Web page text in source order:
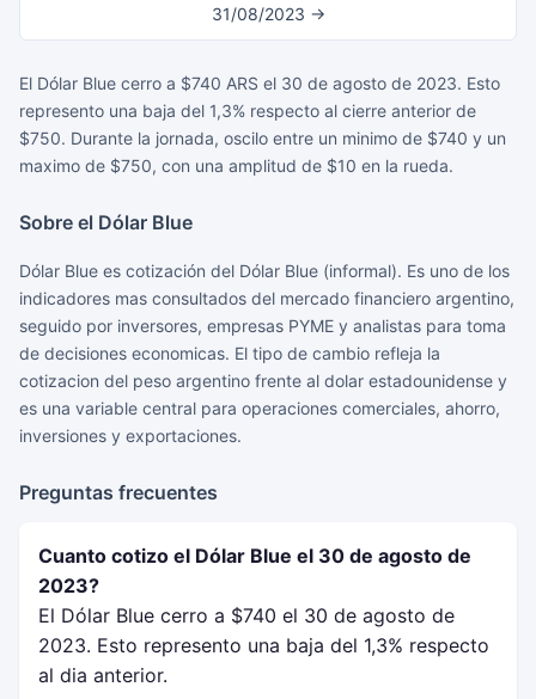
31/08/2023 →
El Dólar Blue cerro a $740 ARS el 30 de agosto de 2023. Esto
represento una baja del 1,3% respecto al cierre anterior de
$750. Durante la jornada, oscilo entre un minimo de $740 y un
maximo de $750, con una amplitud de $10 en la rueda.
Sobre el Dólar Blue
Dólar Blue es cotización del Dólar Blue (informal). Es uno de los
indicadores mas consultados del mercado financiero argentino,
seguido por inversores, empresas PYME y analistas para toma
de decisiones economicas. El tipo de cambio refleja la
cotizacion del peso argentino frente al dolar estadounidense y
es una variable central para operaciones comerciales, ahorro,
inversiones y exportaciones.
Preguntas frecuentes
Cuanto cotizo el Dólar Blue el 30 de agosto de
2023?
El Dólar Blue cerro a $740 el 30 de agosto de
2023. Esto represento una baja del 1,3% respecto
al dia anterior.